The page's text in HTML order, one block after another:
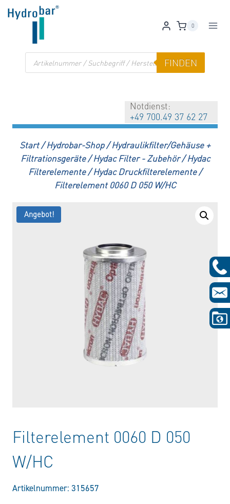
Zum
Inhalt
0
Products
search
FINDEN
Notdienst:
+49 700.49 37 62 27
Start / Hydrobar-Shop / Hydraulikfilter/Gehäuse +
Filtrationsgeräte /Hydac Filter - Zubehör /Hydac
Filterelemente / Hydac Druckfilterelemente /
Filterelement 0060 D 050 W/HC
Angebot!
Filterelement 0060 D 050
W/HC
Artikelnummer: 315657